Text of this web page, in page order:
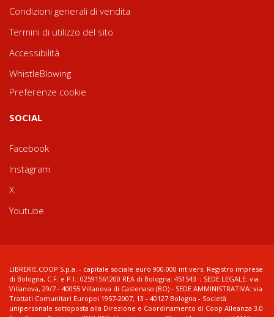
Condizioni generali di vendita
Termini di utilizzo del sito
Accessibilità
WhistleBlowing
Preferenze cookie
SOCIAL
Facebook
Instagram
X
Youtube
LIBRERIE.COOP S.p.a. - capitale sociale euro 900.000 int.vers. Registro imprese
di Bologna, C.F. e P.I.: 02591561200 REA di Bologna: 451543 ; SEDE LEGALE: via
Villanova, 29/7 - 40055 Villanova di Castenaso (BO) - SEDE AMMINISTRATIVA: via
Trattati Comunitari Europei 1957-2007, 13 - 40127 Bologna - Società
unipersonale sottoposta alla Direzione e Coordinamento di Coop Alleanza 3.0